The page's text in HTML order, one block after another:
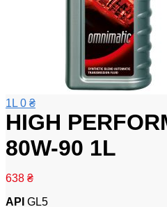
1L 0 ₴
HIGH
80W-90 1L
638 ₴
API GL5